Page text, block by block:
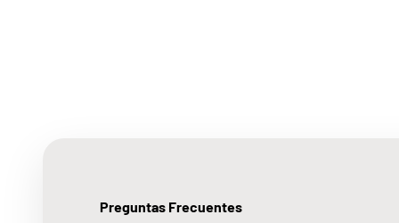
Preguntas Frecuentes